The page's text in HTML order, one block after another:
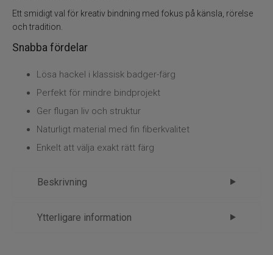
Tinsel
Tuber
Verktyg bindstäd
Flugfiske
Ett smidigt val för kreativ bindning med fokus på känsla, rörelse
och tradition.
Snabba fördelar
Lösa hackel i klassisk badger-färg
Perfekt för mindre bindprojekt
Ger flugan liv och struktur
Naturligt material med fin fiberkvalitet
Enkelt att välja exakt rätt färg
Beskrivning
Tupphackel – Badger – klassiskt
Ytterligare information